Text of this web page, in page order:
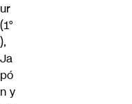
ur
(1°
),
Ja
pó
n y